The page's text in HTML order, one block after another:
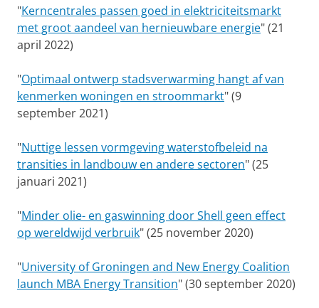
"Kerncentrales passen goed in elektriciteitsmarkt
met groot aandeel van hernieuwbare energie" (21
april 2022)
"Optimaal ontwerp stadsverwarming hangt af van
kenmerken woningen en stroommarkt" (9
september 2021)
"Nuttige lessen vormgeving waterstofbeleid na
transities in landbouw en andere sectoren" (25
januari 2021)
"Minder olie- en gaswinning door Shell geen effect
op wereldwijd verbruik" (25 november 2020)
"University of Groningen and New Energy Coalition
launch MBA Energy Transition" (30 september 2020)